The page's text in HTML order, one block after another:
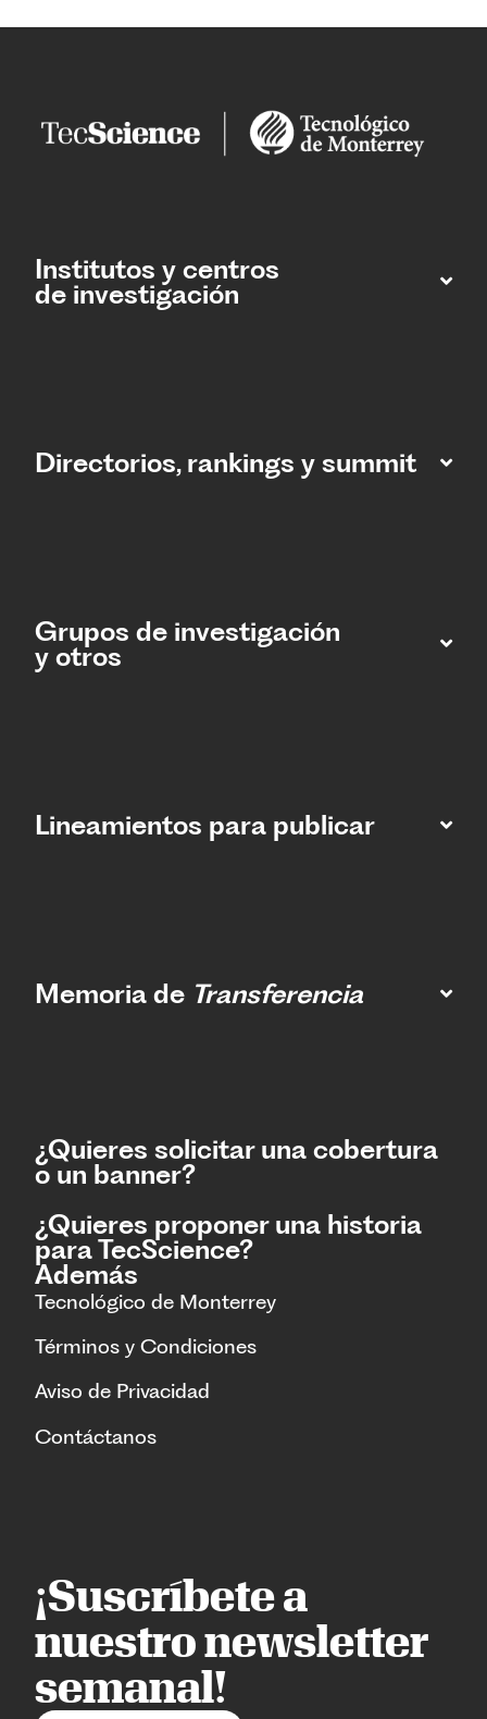
Institutos y centros
de investigación
Directorios, rankings y summit
Grupos de investigación
y otros
Lineamientos para publicar
Memoria de Transferencia
¿Quieres solicitar una cobertura
o un banner?
¿Quieres proponer una historia
para TecScience?
Además
Tecnológico de Monterrey
Términos y Condiciones
Aviso de Privacidad
Contáctanos
¡Suscríbete a
nuestro newsletter
semanal!